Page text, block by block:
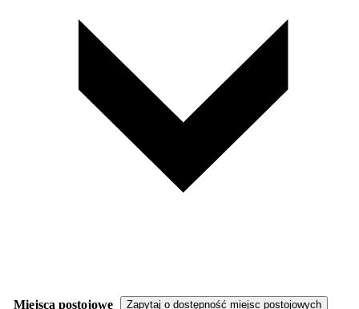
Miejsca postojowe Zapytaj o dostępność miejsc postojowych